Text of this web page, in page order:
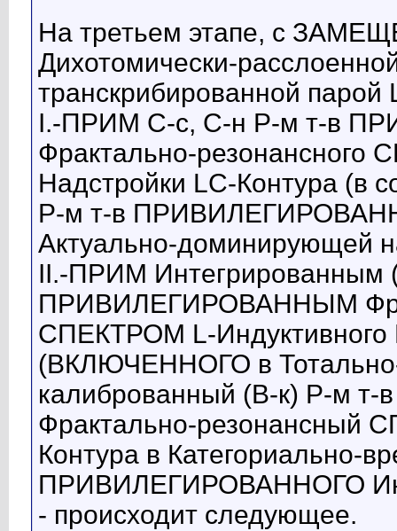
На третьем этапе, с
Дихотомически-
транскрибированной парой
I.-ПРИМ С-с, С-н Р-м т-в
Фрактально-резонансного
Надстройки LC-Контура (в
Р-м т-в
Актуально-доминирующей
II.-ПРИМ Интегрированным
ПРИВИЛЕГИРОВАННЫМ
СПЕКТРОМ L-Индуктивного
(ВКЛЮЧЕННОГО в Тотально-
калиброванный (В-к) Р-м
Фрактально-резонансный
Контура в Категориально-
ПРИВИЛЕГИРОВАННОГО
- происходит следующее.